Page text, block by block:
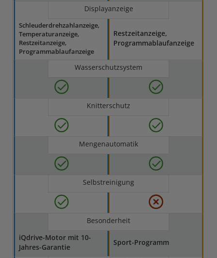
Displayanzeige
Schleuderdrehzahlanzeige,
Temperaturanzeige,
Restzeitanzeige,
Programmablaufanzeige
Restzeitanzeige,
Programmablaufanzeige
Wasserschutzsystem
Knitterschutz
Mengenautomatik
Selbstreinigung
Besonderheit
iQdrive-Motor mit 10-
Jahres-Garantie
Sport-Programm